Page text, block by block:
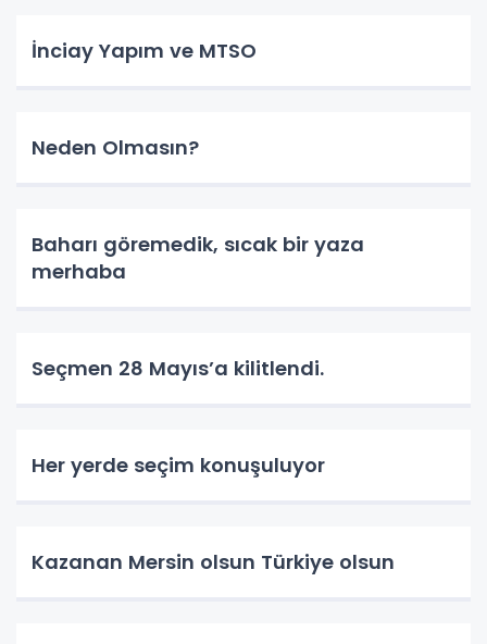
İnciay Yapım ve MTSO
Neden Olmasın?
Baharı göremedik, sıcak bir yaza
merhaba
Seçmen 28 Mayıs’a kilitlendi.
Her yerde seçim konuşuluyor
Kazanan Mersin olsun Türkiye olsun